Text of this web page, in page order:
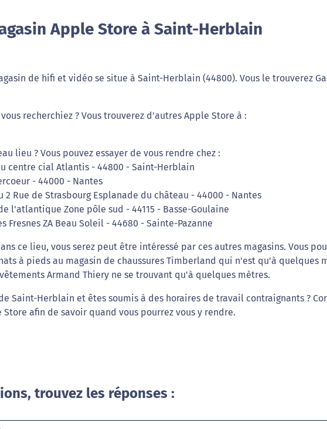
Apple Store à Saint-Herblain
de hifi et vidéo se situe à Saint-Herblain (44800). Vous le trouverez
recherchiez ? Vous trouverez d'autres Apple Store à :
lieu ? Vous pouvez essayer de vous rendre chez :
centre cial Atlantis - 44800 - Saint-Herblain
- 44000 - Nantes
2 Rue de Strasbourg Esplanade du château - 44000 - Nantes
l'atlantique Zone pôle sud - 44115 - Basse-Goulaine
Fresnes ZA Beau Soleil - 44680 - Sainte-Pazanne
ce lieu, vous serez peut être intéressé par ces autres magasins. Vous
à pieds au magasin de chaussures Timberland qui n'est qu'à quelques
Armand Thiery ne se trouvant qu'à quelques mètres.
Saint-Herblain et êtes soumis à des horaires de travail contraignants ?
afin de savoir quand vous pourrez vous y rendre.
trouvez les réponses :